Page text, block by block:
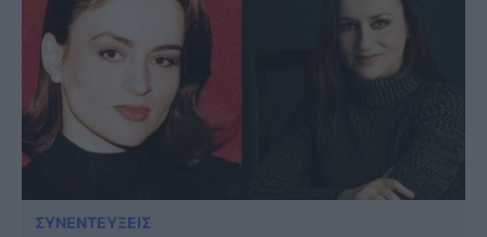
ΣΥΝΕΝΤΕΥΞΕΙΣ